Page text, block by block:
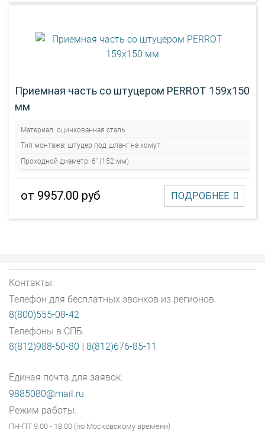
Приемная часть со штуцером PERROT 159х150
мм
Материал: оцинкованная сталь
Тип монтажа: штуцер под шланг на хомут
Проходной диаметр: 6" (152 мм)
от 9957.00 руб ПОДРОБНЕЕ
Контакты:
Телефон для бесплатных звонков из регионов:
8(800)555-08-42
Телефоны в СПБ:
8(812)988-50-80 | 8(812)676-85-11
Единая почта для заявок:
9885080@mail.ru
Режим работы:
ПН-ПТ 9:00 - 18:00 (по Московскому времени)